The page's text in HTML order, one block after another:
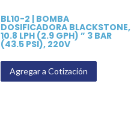
BL10-2 | BOMBA
DOSIFICADORA BLACKSTONE,
10.8 LPH (2.9 GPH) ” 3 BAR
(43.5 PSI), 220V
Agregar a Cotización